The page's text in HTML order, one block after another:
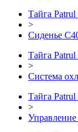
Тайга
>
Сиденье
Тайга
>
Система
Тайга
>
Управление